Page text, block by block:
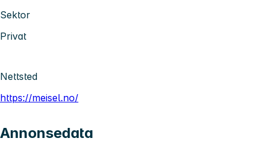
Sektor
Privat
Nettsted
https://meisel.no/
Annonsedata